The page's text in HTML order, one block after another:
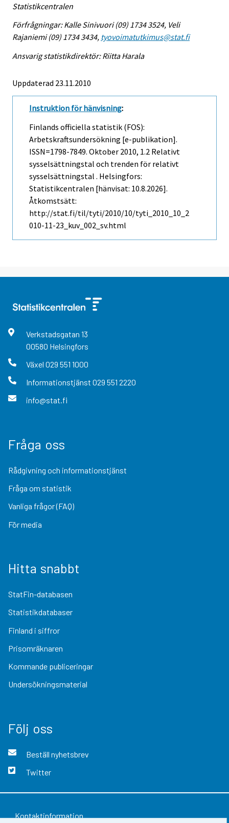
Statistikcentralen
Förfrågningar: Kalle Sinivuori (09) 1734 3524, Veli
Rajaniemi (09) 1734 3434, tyovoimatutkimus@stat.fi
Ansvarig statistikdirektör: Riitta Harala
Uppdaterad 23.11.2010
Instruktion för hänvisning:
Finlands officiella statistik (FOS):
Arbetskraftsundersökning [e-publikation].
ISSN=1798-7849. Oktober 2010, 1.2 Relativt
sysselsättningstal och trenden för relativt
sysselsättningstal . Helsingfors:
Statistikcentralen [hänvisat: 10.8.2026].
Åtkomstsätt:
http://stat.fi/til/tyti/2010/10/tyti_2010_10_2
010-11-23_kuv_002_sv.html
Verkstadsgatan 13
00580 Helsingfors
Växel 029 551 1000
Informationstjänst 029 551 2220
info@stat.fi
Fråga oss
Rådgivning och informationstjänst
Fråga om statistik
Vanliga frågor (FAQ)
För media
Hitta snabbt
StatFin-databasen
Statistikdatabaser
Finland i siffror
Prisomräknaren
Kommande publiceringar
Undersökningsmaterial
Följ oss
Beställ nyhetsbrev
Twitter
Kontaktinformation